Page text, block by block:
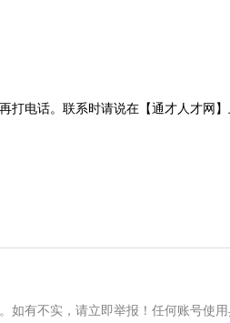
打电话。联系时请说在【通才人才网】
如有不实，请立即举报！任何账号使